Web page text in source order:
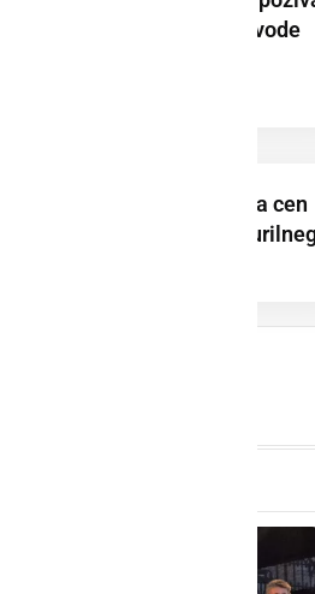
k varčni rabi pitne vode
V torek sprememba cen
bencina, dizla in